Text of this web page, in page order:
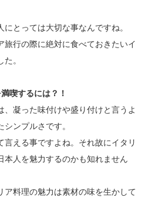
とっては大切な事なんですね。
旅行の際に絶対に食べておきたいイ
。
喫するには？！
、凝った味付けや盛り付けと言うよ
ンプルさです。
言える事ですよね。それ故にイタリ
本人を魅力するのかも知れません
ア料理の魅力は素材の味を生かして